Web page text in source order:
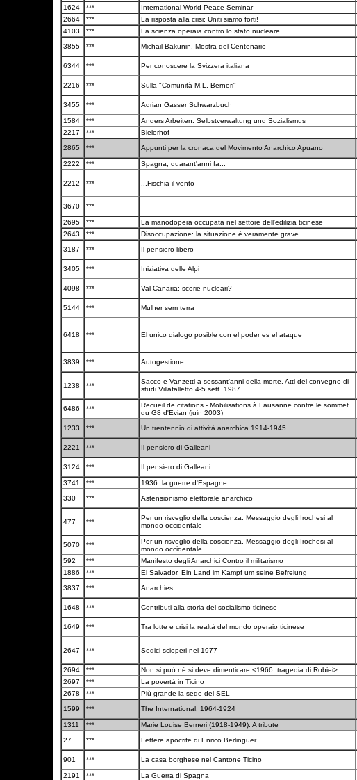
1624
*** International World Peace Seminar
2664
*** La risposta alla crisi: Uniti siamo forti!
4103
*** La scienza operaia contro lo stato nucleare
3855
*** Michail Bakunin. Mostra del Centenario
6344 *** Per conoscere la Svizzera italiana
2216
*** Sulla "Comunità M.L. Berneri"
3455
*** Adrian Gasser Schwarzbuch
1584 *** Anders Arbeiten: Selbstverwaltung und Sozialismus
2217
*** Bielerhof
2865
*** Appunti per la cronaca del Movimento Anarchico Apuano
2222 *** Spagna, quarant'anni fa...
2212 *** ...Fischia il vento
3670
***
2695 *** La manodopera occupata nel settore dell'edilizia ticinese
2643
*** Disoccupazione: la situazione è veramente grave
3187
*** Il pensiero libero
3405 *** Iniziativa delle Alpi
4098 *** Val Canaria: scorie nucleari?
5144 *** Mulher sem terra
6418 *** El unico dialogo posible con el poder es el ataque
3839
*** Autogestione
1238 ***
Sacco e Vanzetti a sessant'anni della morte. Atti del convegno di
studi Villafalletto 4-5 sett. 1987
6486
***
Recueil de citations - Mobilisations à Lausanne contre le sommet
du G8 d'Evian (juin 2003)
1233
*** Un trentennio di attività anarchica 1914-1945
2221
*** Il pensiero di Galleani
3124 *** Il pensiero di Galleani
3741 *** 1936: la guerre d'Espagne
330
*** Astensionismo elettorale anarchico
477 ***
Per un risveglio della coscienza. Messaggio degli Irochesi al
mondo occidentale
5070
***
Per un risveglio della coscienza. Messaggio degli Irochesi al
mondo occidentale
592
*** Manifesto degli Anarchici Contro il militarismo
1886
*** El Salvador, Ein Land im Kampf um seine Befreiung
3837
*** Anarchies
1648 *** Contributi alla storia del socialismo ticinese
1649
*** Tra lotte e crisi la realtà del mondo operaio ticinese
2647 *** Sedici scioperi nel 1977
2694
*** Non si può né si deve dimenticare <1966: tragedia di Robiei>
2697
*** La povertà in Ticino
2678
*** Più grande la sede del SEL
1599
*** The International, 1964-1924
1311 *** Marie Louise Berneri (1918-1949). A tribute
27
*** Lettere apocrife di Enrico Berlinguer
901
*** La casa borghese nel Cantone Ticino
2191
*** La Guerra di Spagna